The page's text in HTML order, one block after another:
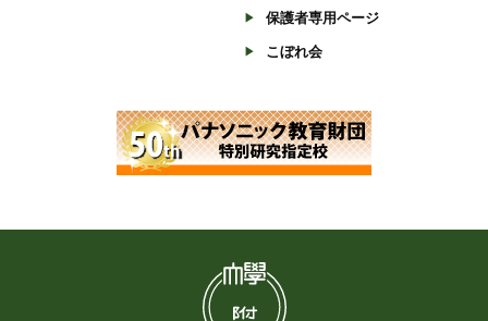
保護者専用ページ
こぼれ会